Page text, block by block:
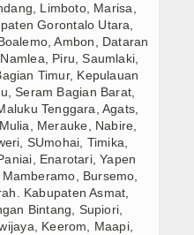
Limboto, Marisa,
Gorontalo Utara,
Ambon, Dataran
Piru, Saumlaki,
Timur, Kepulauan
Seram Bagian Barat,
Tenggara, Agats,
Merauke, Nabire,
SUmohai, Timika,
Enarotari, Yapen
Bursemo,
Kabupaten Asmat,
Bintang, Supiori,
Keerom, Maapi,